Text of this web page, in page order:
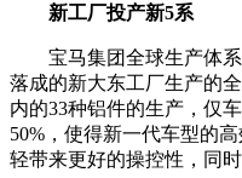
新工厂投产新5系
宝马集团全球生产体
落成的新大东工厂生产的
内的33种铝件的生产，仅
50%，使得新一代车型的
轻带来更好的操控性，同